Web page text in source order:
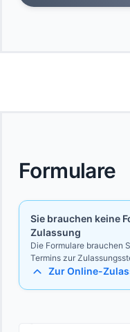
Formulare
Sie brauchen keine
Zulassung
Die Formulare brauchen
Termins zur
Zur Online-